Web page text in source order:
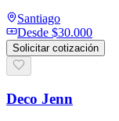
Santiago
Desde $30.000
Solicitar cotización
Deco Jenn